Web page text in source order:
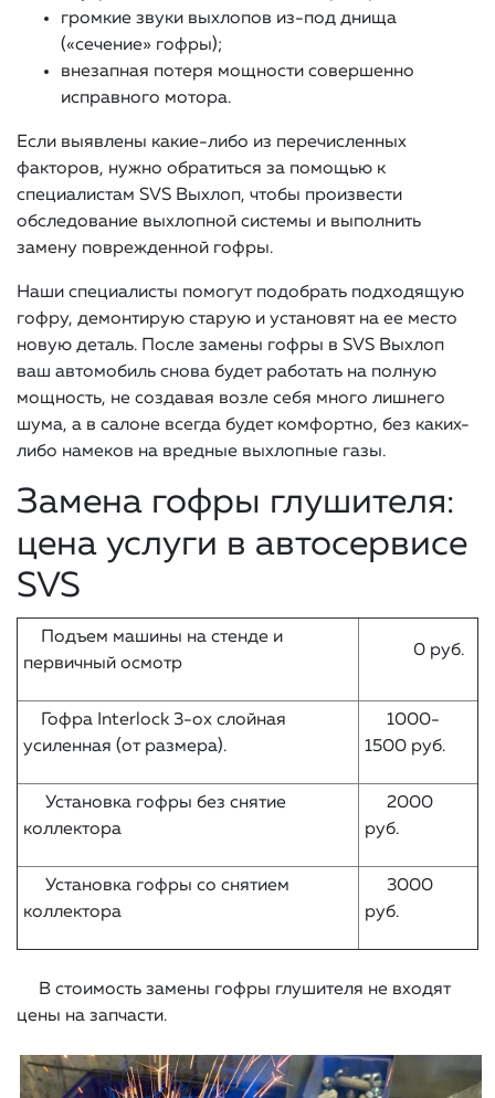
громкие звуки выхлопов из-под днища
(«сечение» гофры);
внезапная потеря мощности совершенно
исправного мотора.
Если выявлены какие-либо из перечисленных
факторов, нужно обратиться за помощью к
специалистам SVS Выхлоп, чтобы произвести
обследование выхлопной системы и выполнить
замену поврежденной гофры.
Наши специалисты помогут подобрать подходящую
гофру, демонтирую старую и установят на ее место
новую деталь. После замены гофры в SVS Выхлоп
ваш автомобиль снова будет работать на полную
мощность, не создавая возле себя много лишнего
шума, а в салоне всегда будет комфортно, без каких-
либо намеков на вредные выхлопные газы.
Замена гофры глушителя:
цена услуги в автосервисе
SVS
Подъем машины на стенде и
первичный осмотр
0 руб.
Гофра Interlock 3-ох слойная
усиленная (от размера).
1000-
1500 руб.
Установка гофры без снятие
коллектора
2000
руб.
Установка гофры со снятием
коллектора
3000
руб.
В стоимость замены гофры глушителя не входят
цены на запчасти.